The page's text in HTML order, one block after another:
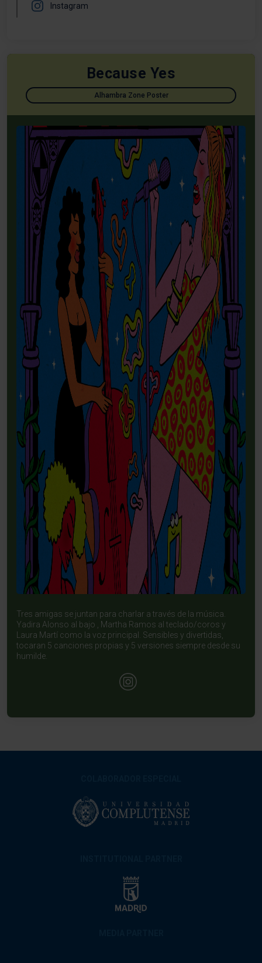
Instagram
Because Yes
Alhambra Zone Poster
Tres amigas se juntan para charlar a través de la música.
Yadira Alonso al bajo , Martha Ramos al teclado/coros y
Laura Martí como la voz principal. Sensibles y divertidas,
tocaran 5 canciones propias y 5 versiones siempre desde su
humilde.